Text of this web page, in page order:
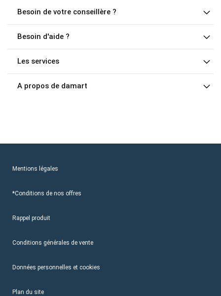
Besoin de votre conseillère ?
Besoin d'aide ?
Les services
A propos de damart
Mentions légales
*Conditions de nos offres
Rappel produit
Conditions générales de vente
Données personnelles et cookies
Plan du site